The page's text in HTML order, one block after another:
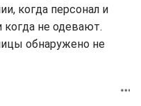
когда персонал и
когда не одевают.
обнаружено не